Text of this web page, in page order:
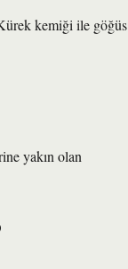
kemiği ile göğüs
yakın olan